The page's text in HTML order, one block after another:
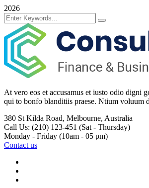
2026
At vero eos et accusamus et iusto odio digni
qui to bonfo blanditiis praese. Ntium voluum
380 St Kilda Road, Melbourne, Australia
Call Us: (210) 123-451 (Sat - Thursday)
Monday - Friday (10am - 05 pm)
Contact us